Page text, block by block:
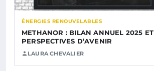
ÉNERGIES RENOUVELABLES
METHANOR : BILAN ANNUEL 2025 ET
PERSPECTIVES D’AVENIR
LAURA CHEVALIER